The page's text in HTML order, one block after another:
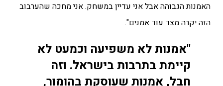
האמנות הגבוהה אבל אני עדיין במשחק.אני מחכה שהערבוב
הזה יקרה מצד עוד אמנים".
"אמנות לא משפיעה וכמעט לא
קיימת בתרבות בישראל. וזה
חבל, אמנות שעוסקת בהומור,